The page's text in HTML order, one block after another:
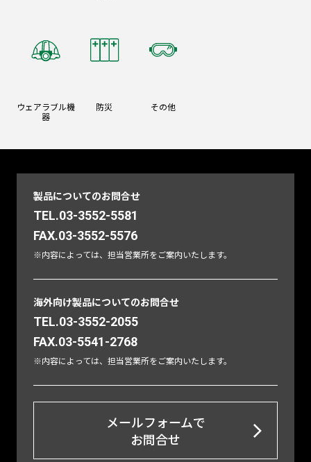
ウェアラブル機
器
防災 その他
製品についてのお問合せ
TEL.03-3552-5581
FAX.03-3552-5576
※内容によっては、担当営業所をご案内いたします。
海外向け製品についてのお問合せ
TEL.03-3552-2055
FAX.03-5541-2768
※内容によっては、担当営業所をご案内いたします。
メールフォームで
お問合せ